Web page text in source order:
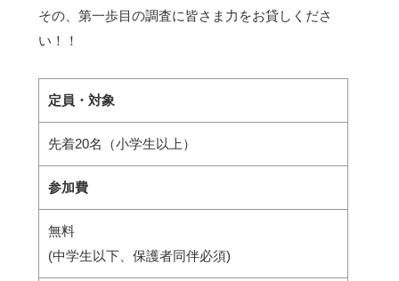
その、第一歩目の調査に皆さま力をお貸しくださ
い！！
定員・対象
先着20名（小学生以上）
参加費
無料
(中学生以下、保護者同伴必須)